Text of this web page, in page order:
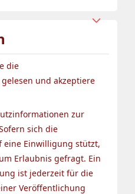
die
und akzeptiere
zur
sich die
eine Einwilligung stützt,
Erlaubnis gefragt. Ein
ist jederzeit für die
Veröffentlichung